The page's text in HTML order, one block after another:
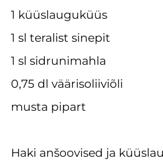
1 küüslauguküüs
1 sl teralist sinepit
1 sl sidrunimahla
0,75 dl väärisoliiviõli
musta pipart
Haki anšoovised ja